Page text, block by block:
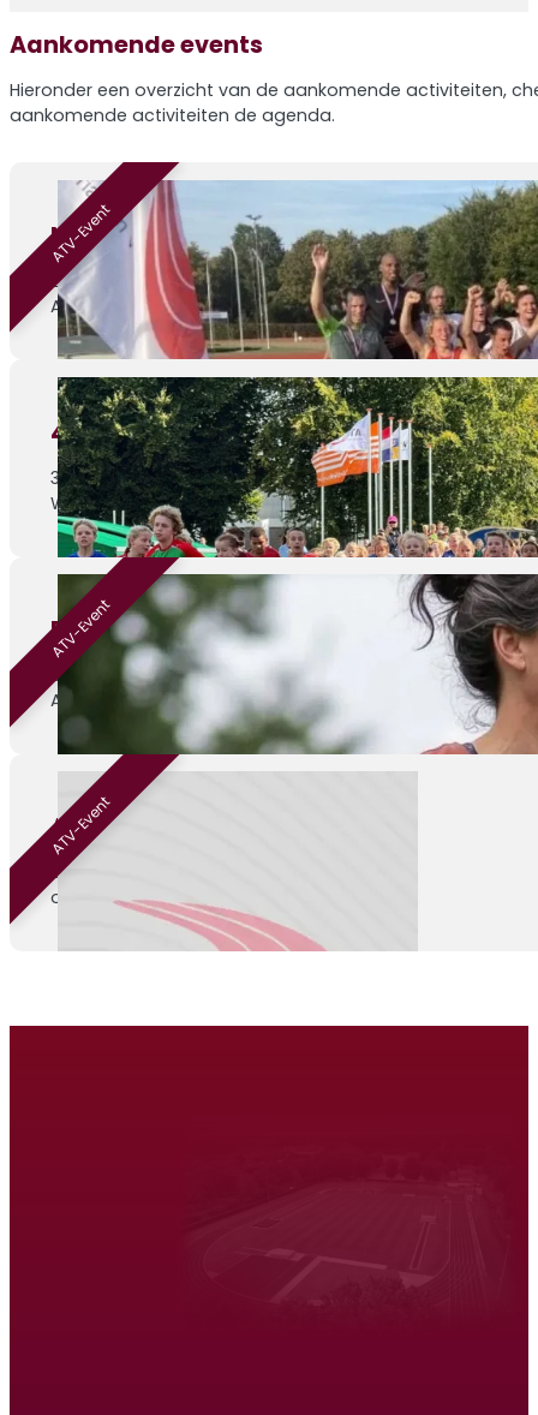
Aankomende events
Hieronder een overzicht van de aankomende activiteiten,
aankomende activiteiten de agenda.
Nazomermeerkamp – editie 4
29-08-2026
ATV Venray, Sportlaan 1
ATV-Event
4de Athletic Champs wedstrijd
30-08-2026
Weert, Parklaan 1c
Beginnen met hardlopen
01-09-2026
ATV Venray
ATV-Event
ATV Kamp
04-09-2026
onbekend
ATV-Event